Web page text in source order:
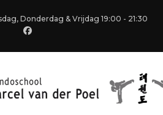
Donderdag & Vrijdag 19:00 - 21:30